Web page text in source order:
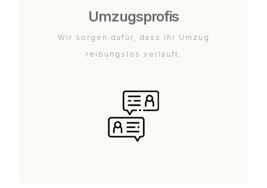
Umzugsprofis
Wir sorgen dafür, dass Ihr Umzug
reibungslos verläuft.